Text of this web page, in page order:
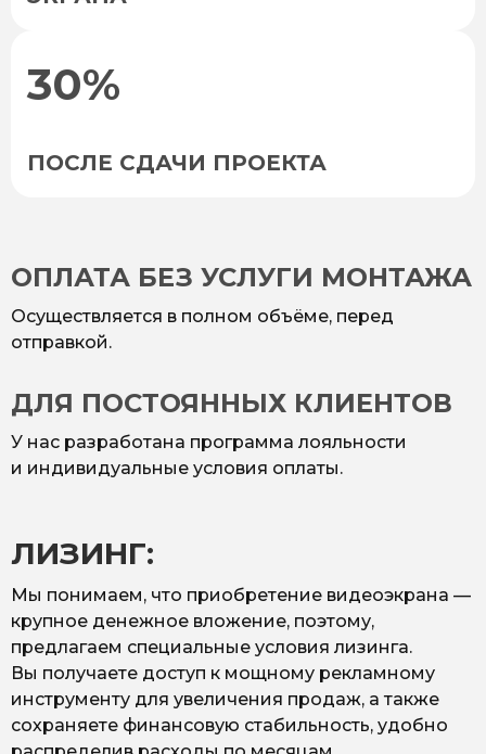
30%
ПОСЛЕ СДАЧИ ПРОЕКТА
ОПЛАТА БЕЗ УСЛУГИ МОНТАЖА
Осуществляется в полном объёме, перед
отправкой.
ДЛЯ ПОСТОЯННЫХ КЛИЕНТОВ
У нас разработана программа лояльности
и индивидуальные условия оплаты.
ЛИЗИНГ:
Мы понимаем, что приобретение видеоэкрана —
крупное денежное вложение, поэтому,
предлагаем специальные условия лизинга.
Вы получаете доступ к мощному рекламному
инструменту для увеличения продаж, а также
сохраняете финансовую стабильность, удобно